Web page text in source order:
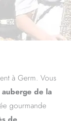
à Germ. Vous
de la
gourmande